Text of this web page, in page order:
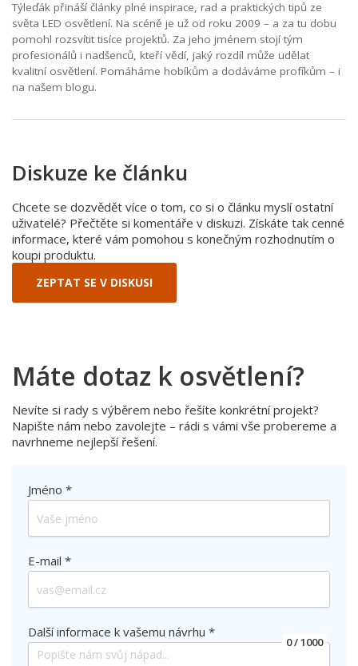
Týleďák přináší články plné inspirace, rad a praktických tipů ze
světa LED osvětlení. Na scéně je už od roku 2009 – a za tu dobu
pomohl rozsvítit tisíce projektů. Za jeho jménem stojí tým
profesionálů i nadšenců, kteří vědí, jaký rozdíl může udělat
kvalitní osvětlení. Pomáháme hobíkům a dodáváme profíkům – i
na našem blogu.
Diskuze ke článku
Chcete se dozvědět více o tom, co si o článku myslí ostatní
uživatelé? Přečtěte si komentáře v diskuzi. Získáte tak cenné
informace, které vám pomohou s konečným rozhodnutím o
koupi produktu.
ZEPTAT SE V DISKUSI
Máte dotaz k osvětlení?
Nevíte si rady s výběrem nebo řešíte konkrétní projekt?
Napište nám nebo zavolejte – rádi s vámi vše probereme a
navrhneme nejlepší řešení.
Jméno *
E-mail *
0/ 1000
Další informace k vašemu návrhu *